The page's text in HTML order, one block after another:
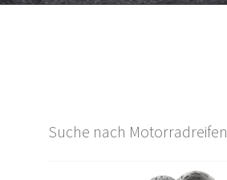
Suche nach Motorradreifen